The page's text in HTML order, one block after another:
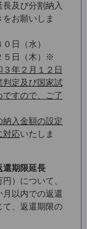
及び分割納入
お願いしま
日（水）
５日（木）※
年２月１２日
判定及び国家試
すので、ご了
入金額の設定
対応いたしま
還期限延長
）について、
以内での返還
て、返還期限の